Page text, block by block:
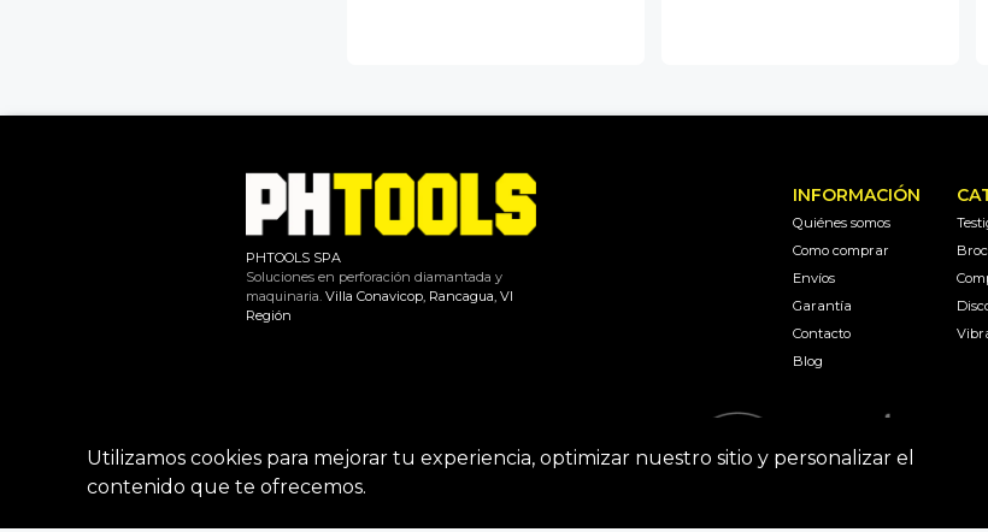
PHTOOLS SPA
Soluciones en perforación diamantada y
maquinaria. Villa Conavicop, Rancagua, VI
Región
INFORMACIÓN
Quiénes somos
Como comprar
Envíos
Garantía
Contacto
Blog
Utilizamos cookies para mejorar tu experiencia, optimizar nuestro sitio y personalizar el
contenido que te ofrecemos.